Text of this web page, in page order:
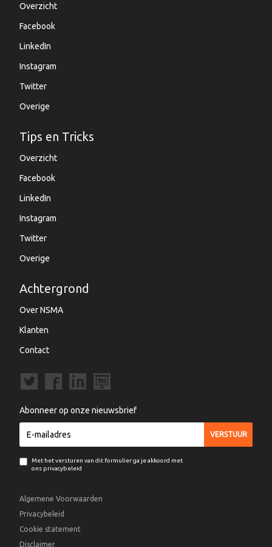
Overzicht
Facebook
LinkedIn
Instagram
Twitter
Overige
Tips en Tricks
Overzicht
Facebook
LinkedIn
Instagram
Twitter
Overige
Achtergrond
Over NSMA
Klanten
Contact
Abonneer op onze nieuwsbrief
Met het versturen van dit formulier ga je akkoord met
ons privacybeleid
Algemene Voorwaarden
Privacybeleid
Cookie statement
Disclaimer